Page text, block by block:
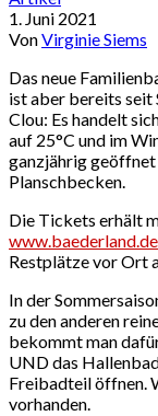
1. Juni 2021
VonVirginie Siems
Das neue
ist aber bereits seit
Clou: Es handelt
auf 25°C und im
ganzjährig geöffnet
Planschbecken.
Die Tickets erhält
www.baederland.de
Restplätze vor Ort
In der
zu den anderen
bekommt man
UND das
Freibadteil öffnen.
vorhanden.